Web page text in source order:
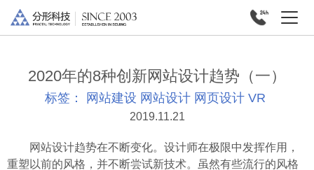
2020年的8种创新网站设计趋势（一）
标签： 网站建设 网站设计 网页设计 VR
2019.11.21
网站设计趋势在不断变化。设计师在极限中发挥作用，
重塑以前的风格，并不断尝试新技术。虽然有些流行的风格